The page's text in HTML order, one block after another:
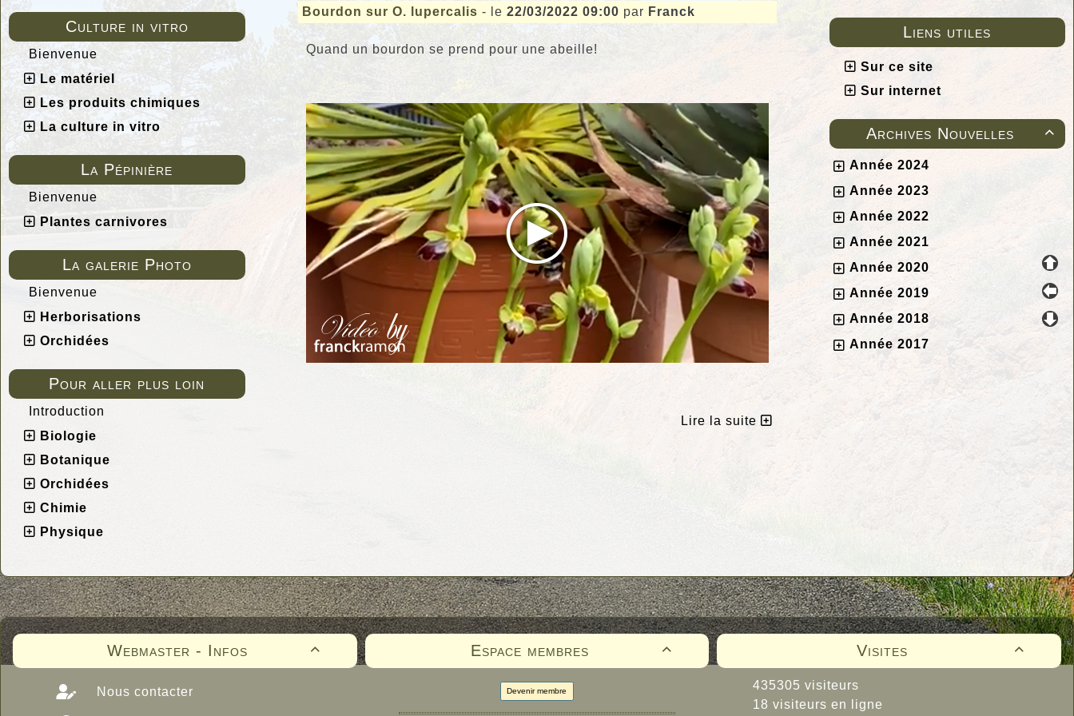
Culture in vitro
Bienvenue
Le matériel
Les produits chimiques
La culture in vitro
La Pépinière
Bienvenue
Plantes carnivores
La galerie Photo
Bienvenue
Herborisations
Orchidées
Pour aller plus loin
Introduction
Biologie
Botanique
Orchidées
Chimie
Physique
Bourdon sur O. lupercalis - le 22/03/2022 09:00 par Franck
Quand un bourdon se prend pour une abeille!
Lire la suite
Liens utiles
Sur ce site
Sur internet

Archives Nouvelles
Année 2024
Année 2023
Année 2022
Année 2021
Année 2020
Année 2019
Année 2018
Année 2017

Webmaster - Infos
Nous contacter

Espace membres
Devenir membre

Visites
435305 visiteurs
18 visiteurs en ligne